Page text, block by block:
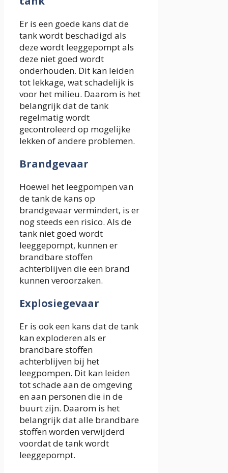
Er is een goede kans dat de
tank wordt beschadigd als
deze wordt leeggepompt als
deze niet goed wordt
onderhouden. Dit kan leiden
tot lekkage, wat schadelijk is
voor het milieu. Daarom is het
belangrijk dat de tank
regelmatig wordt
gecontroleerd op mogelijke
lekken of andere problemen.
Brandgevaar
Hoewel het leegpompen van
de tank de kans op
brandgevaar vermindert, is er
nog steeds een risico. Als de
tank niet goed wordt
leeggepompt, kunnen er
brandbare stoffen
achterblijven die een brand
kunnen veroorzaken.
Explosiegevaar
Er is ook een kans dat de tank
kan exploderen als er
brandbare stoffen
achterblijven bij het
leegpompen. Dit kan leiden
tot schade aan de omgeving
en aan personen die in de
buurt zijn. Daarom is het
belangrijk dat alle brandbare
stoffen worden verwijderd
voordat de tank wordt
leeggepompt.